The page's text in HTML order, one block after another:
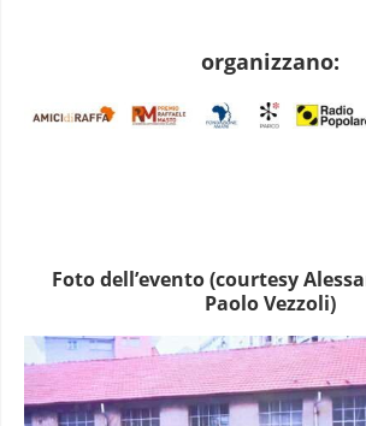
organizzano:
Foto dell’evento (courtesy
Paolo Vezzoli)